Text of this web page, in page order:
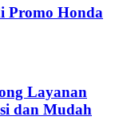
Promo Honda
Layanan
dan Mudah